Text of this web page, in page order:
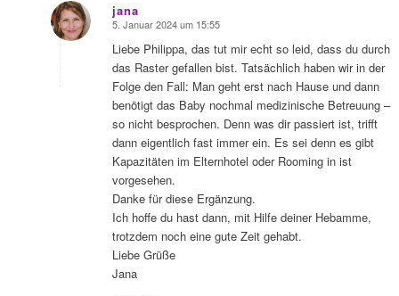
jana
sagte:
5. Januar 2024 um 15:55
Liebe Philippa, das tut mir echt so leid, dass du durch
das Raster gefallen bist. Tatsächlich haben wir in der
Folge den Fall: Man geht erst nach Hause und dann
benötigt das Baby nochmal medizinische Betreuung –
so nicht besprochen. Denn was dir passiert ist, trifft
dann eigentlich fast immer ein. Es sei denn es gibt
Kapazitäten im Elternhotel oder Rooming in ist
vorgesehen.
Danke für diese Ergänzung.
Ich hoffe du hast dann, mit Hilfe deiner Hebamme,
trotzdem noch eine gute Zeit gehabt.
Liebe Grüße
Jana